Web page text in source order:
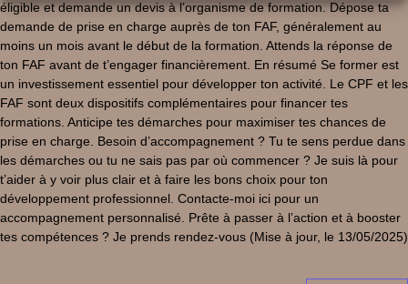
éligible et demande un devis à l’organisme de formation. Dépose ta
demande de prise en charge auprès de ton FAF, généralement au
moins un mois avant le début de la formation. Attends la réponse de
ton FAF avant de t’engager financièrement. En résumé Se former est
un investissement essentiel pour développer ton activité. Le CPF et les
FAF sont deux dispositifs complémentaires pour financer tes
formations. Anticipe tes démarches pour maximiser tes chances de
prise en charge. Besoin d’accompagnement ? Tu te sens perdue dans
les démarches ou tu ne sais pas par où commencer ? Je suis là pour
t’aider à y voir plus clair et à faire les bons choix pour ton
développement professionnel. Contacte-moi ici pour un
accompagnement personnalisé. Prête à passer à l’action et à booster
tes compétences ? Je prends rendez-vous (Mise à jour, le 13/05/2025)